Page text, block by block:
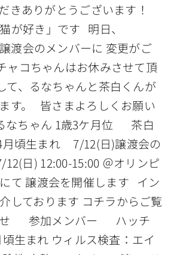
きありがとうございます！
が好き」です 明日、
渡会のメンバーに 変更がご
ャコちゃんはお休みさせて頂
て、るなちゃんと茶白くんが
す。 皆さまよろしくお願い
ちゃん 1歳3ケ月位 茶白
月頃生まれ 7/12(日)譲渡会の
日) 12:00-15:00 ＠オリンピ
て 譲渡会を開催します イン
しております コチラからご覧
せ 参加メンバー ハッチ
生まれ ウィルス検査：エイ